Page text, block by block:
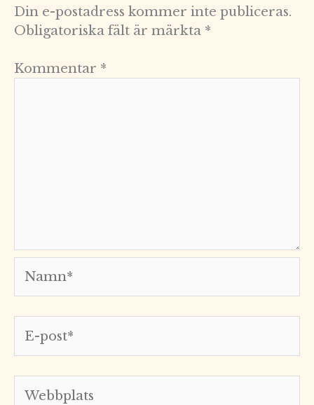
Din e-postadress kommer inte publiceras.
Obligatoriska fält är märkta *
Kommentar *
post*